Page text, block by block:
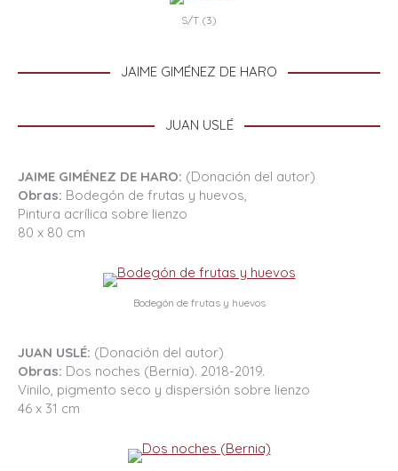
S/T (3)
JAIME GIMÉNEZ DE HARO
JUAN USLÉ
JAIME GIMÉNEZ DE HARO: (Donación del autor)
Obras: Bodegón de frutas y huevos,
Pintura acrílica sobre lienzo
80 x 80 cm
Bodegón de frutas y huevos
JUAN USLÉ: (Donación del autor)
Obras: Dos noches (Bernia). 2018-2019.
Vinilo, pigmento seco y dispersión sobre lienzo
46 x 31 cm